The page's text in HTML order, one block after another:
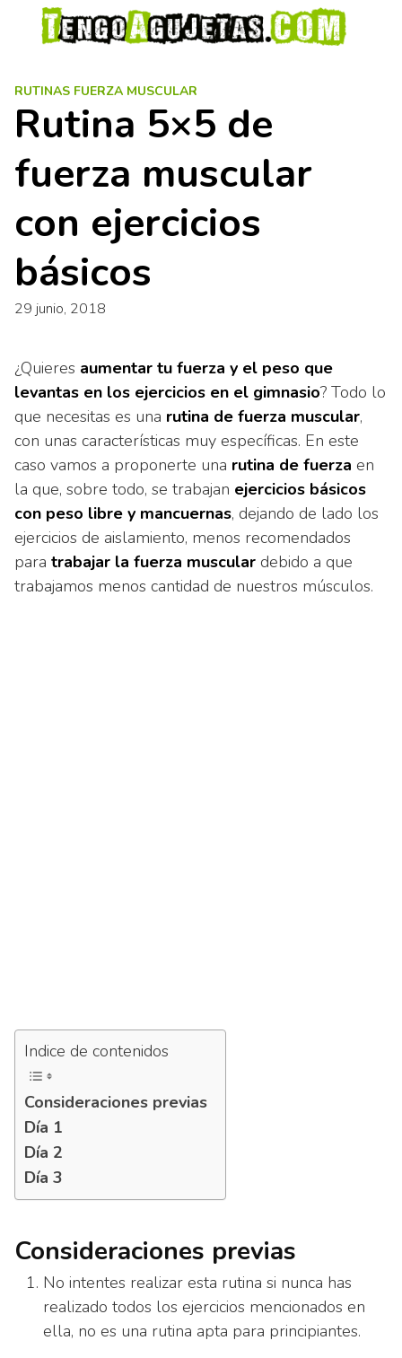
RUTINAS FUERZA MUSCULAR
Rutina 5×5 de
fuerza muscular
con ejercicios
básicos
29 junio, 2018
¿Quieres aumentar tu fuerza y el peso que
levantas en los ejercicios en el gimnasio? Todo lo
que necesitas es una rutina de fuerza muscular,
con unas características muy específicas. En este
caso vamos a proponerte una rutina de fuerza en
la que, sobre todo, se trabajan ejercicios básicos
con peso libre y mancuernas, dejando de lado los
ejercicios de aislamiento, menos recomendados
para trabajar la fuerza muscular debido a que
trabajamos menos cantidad de nuestros músculos.
Indice de contenidos
Consideraciones previas
Día 1
Día 2
Día 3
Consideraciones previas
No intentes realizar esta rutina si nunca has
realizado todos los ejercicios mencionados en
ella, no es una rutina apta para principiantes.